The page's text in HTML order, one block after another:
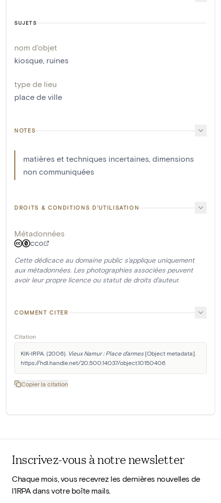
SUJETS
nom d'objet
kiosque, ruines
type de lieu
place de ville
NOTES
matières et techniques incertaines, dimensions
non communiquées
DROITS & CONDITIONS D'UTILISATION
Métadonnées
CC0
Cette dédicace au domaine public s'applique uniquement
aux métadonnées. Les photographies associées peuvent
avoir leur propre licence ou statut de droits d'auteur.
COMMENT CITER
Citation
KIK-IRPA. (2006). Vieux Namur : Place d'armes [Object metadata].
https://hdl.handle.net/20.500.14037/object.10150406
Copier la citation
Inscrivez-vous à notre newsletter
Chaque mois, vous recevrez les dernières nouvelles de
l'IRPA dans votre boîte mails.